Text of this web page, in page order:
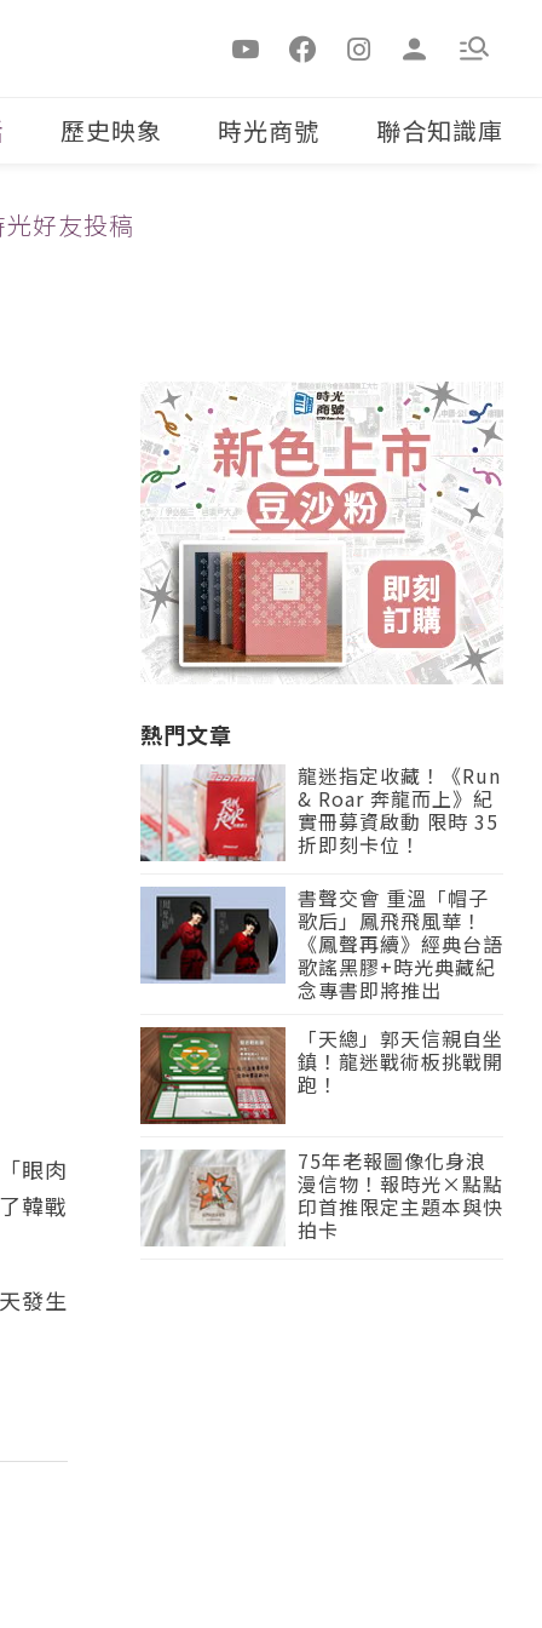
歷史映象 時光商號 聯合知識庫
光好友投稿
眼肉
韓戰
發生
熱門文章
龍迷指定收藏！《Run
& Roar 奔龍而上》紀
實冊募資啟動 限時 35
折即刻卡位！
書聲交會 重溫「帽子
歌后」鳳飛飛風華！
《鳳聲再續》經典台語
歌謠黑膠+時光典藏紀
念專書即將推出
「天總」郭天信親自坐
鎮！龍迷戰術板挑戰開
跑！
75年老報圖像化身浪
漫信物！報時光×點點
印首推限定主題本與快
拍卡